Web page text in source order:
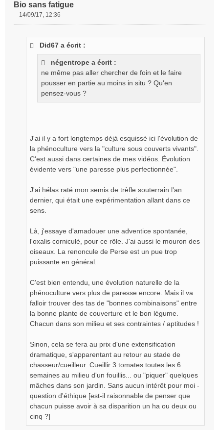
Bio sans fatigue
14/09/17, 12:36
Did67 a écrit :
négentrope a écrit :
ne même pas aller chercher de foin et le faire
pousser en partie au moins in situ ? Qu'en
pensez-vous ?
J'ai il y a fort longtemps déjà esquissé ici l'évolution de
la phénoculture vers la "culture sous couverts vivants".
C'est aussi dans certaines de mes vidéos. Évolution
évidente vers "une paresse plus perfectionnée".
J'ai hélas raté mon semis de trèfle souterrain l'an
dernier, qui était une expérimentation allant dans ce
sens.
Là, j'essaye d'amadouer une adventice spontanée,
l'oxalis corniculé, pour ce rôle. J'ai aussi le mouron des
oiseaux. La renoncule de Perse est un pue trop
puissante en général.
C'est bien entendu, une évolution naturelle de la
phénoculture vers plus de paresse encore. Mais il va
falloir trouver des tas de "bonnes combinaisons" entre
la bonne plante de couverture et le bon légume.
Chacun dans son milieu et ses contraintes / aptitudes !
Sinon, cela se fera au prix d'une extensification
dramatique, s'apparentant au retour au stade de
chasseur/cueilleur. Cueillir 3 tomates toutes les 6
semaines au milieu d'un fouillis... ou "piquer" quelques
mâches dans son jardin. Sans aucun intérêt pour moi -
question d'éthique [est-il raisonnable de penser que
chacun puisse avoir à sa disparition un ha ou deux ou
cinq ?]